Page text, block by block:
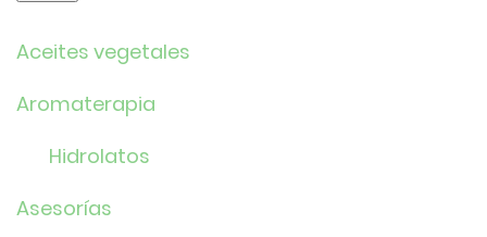
Aceites vegetales
Aromaterapia
Hidrolatos
Asesorías